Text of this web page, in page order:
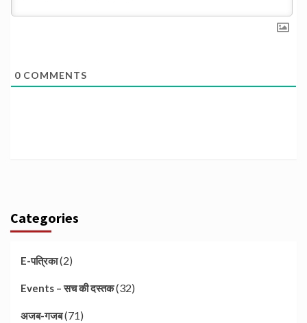
0 COMMENTS
Categories
E-पत्रिका(2)
Events – सच की दस्तक(32)
अजब-गजब(71)